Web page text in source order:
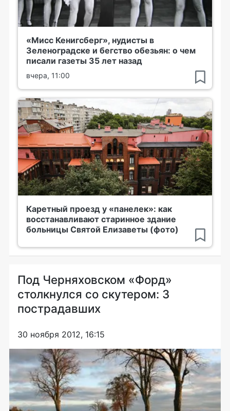
«Мисс Кенигсберг», нудисты в
Зеленоградске и бегство обезьян: о чем
писали газеты 35 лет назад
вчера, 11:00
Каретный проезд у «панелек»: как
восстанавливают старинное здание
больницы Святой Елизаветы (фото)
Под Черняховском «Форд»
столкнулся со скутером: 3
пострадавших
30 ноября 2012, 16:15